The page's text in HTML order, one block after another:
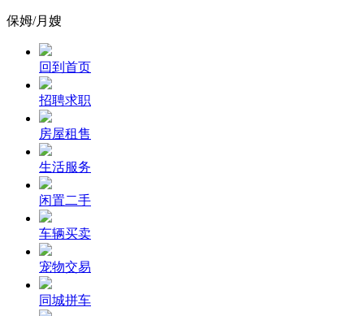
保姆/月嫂
回到首页
招聘求职
房屋租售
生活服务
闲置二手
车辆买卖
宠物交易
同城拼车